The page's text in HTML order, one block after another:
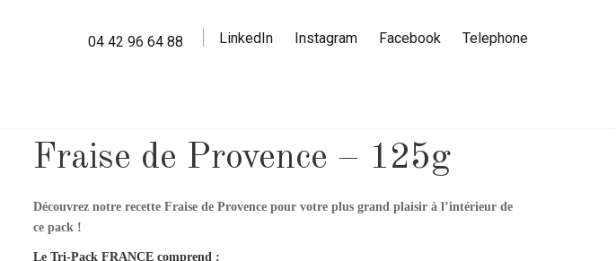
Telephone
Facebook
Instagram
LinkedIn
04 42 96 64 88
Fraise de Provence – 125g
Découvrez notre recette Fraise de Provence pour votre plus grand plaisir à l’intérieur de
ce pack!
Le Tri-Pack FRANCE comprend :